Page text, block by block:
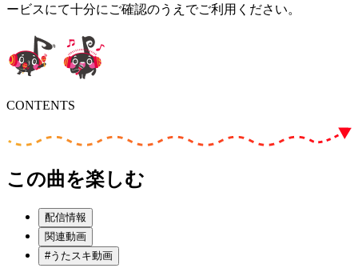
ービスにて十分にご確認のうえでご利用ください。
CONTENTS
この曲を楽しむ
配信情報
関連動画
#うたスキ動画